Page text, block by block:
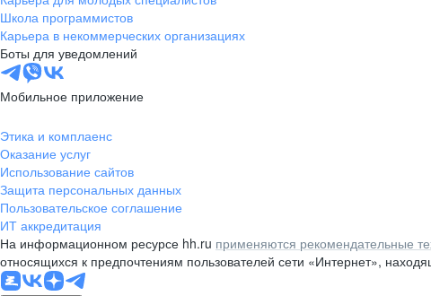
Школа программистов
Карьера в некоммерческих организациях
Боты для уведомлений
Мобильное приложение
Этика и комплаенс
Оказание услуг
Использование сайтов
Защита персональных данных
Пользовательское соглашение
ИТ аккредитация
На информационном ресурсе hh.ru применяются рекомендательные
относящихся к предпочтениям пользователей сети «Интернет»,